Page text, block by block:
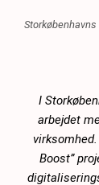
I
arbejdet
Boost”